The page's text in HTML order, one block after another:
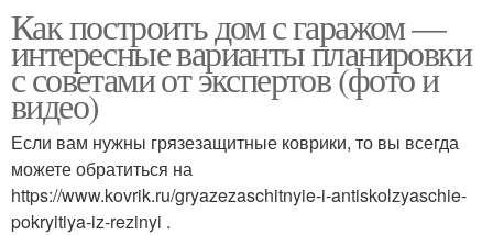
Как построить дом с гаражом —
интересные варианты планировки
с советами от экспертов (фото и
видео)
Если вам нужны грязезащитные коврики, то вы всегда
можете обратиться на
https://www.kovrik.ru/gryazezaschitnyie-i-antiskolzyaschie-
pokryitiya-iz-rezinyi .